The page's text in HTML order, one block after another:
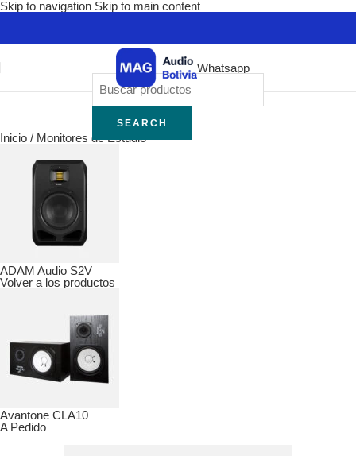
Skip to navigation Skip to main content
Whatsapp
SEARCH
Inicio / Monitores de Estudio
ADAM Audio S2V
Volver a los productos
Avantone CLA10
A Pedido